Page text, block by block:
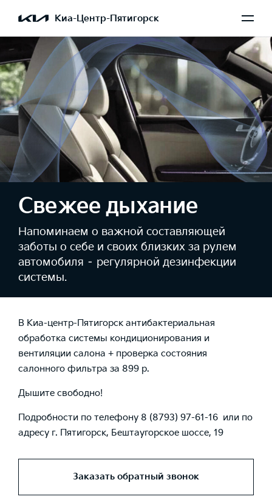
Киа-Центр-Пятигорск
Свежее дыхание
Напоминаем о важной составляющей
заботы о себе и своих близких за рулем
автомобиля – регулярной дезинфекции
системы.
В Киа-центр-Пятигорск антибактериальная
обработка системы кондиционирования и
вентиляции салона + проверка состояния
салонного фильтра за 899 р.
Дышите свободно!
Подробности по телефону 8 (8793) 97-61-16 или по
адресу г. Пятигорск, Бештаугорское шоссе, 19
Заказать обратный звонок